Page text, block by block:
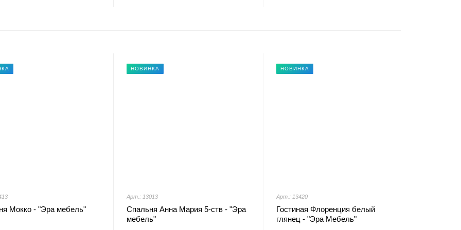
Мокко - "Эра мебель"
НОВИНКА
Арт.: 13013
Спальня Анна Мария 5-ств - "Эра
мебель"
НОВИНКА
Арт.: 13420
Гостиная Флоренция белый
глянец - "Эра Мебель"